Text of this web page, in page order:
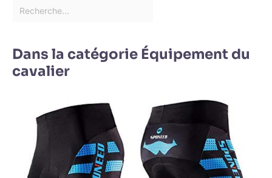
Dans la catégorie Équipement du
cavalier